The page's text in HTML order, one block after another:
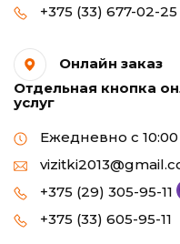
+375 (33) 677-02-25
Онлайн заказ
Отдельная кнопка
услуг
Ежедневно с
+375 (29) 305-95-11
+375 (33) 605-95-11